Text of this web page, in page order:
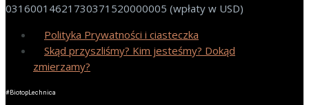
03160014621730371520000005 (wpłaty w USD)
Polityka Prywatności i ciasteczka
Skąd przyszliśmy? Kim jesteśmy? Dokąd
zmierzamy?
#BiotopLechnica